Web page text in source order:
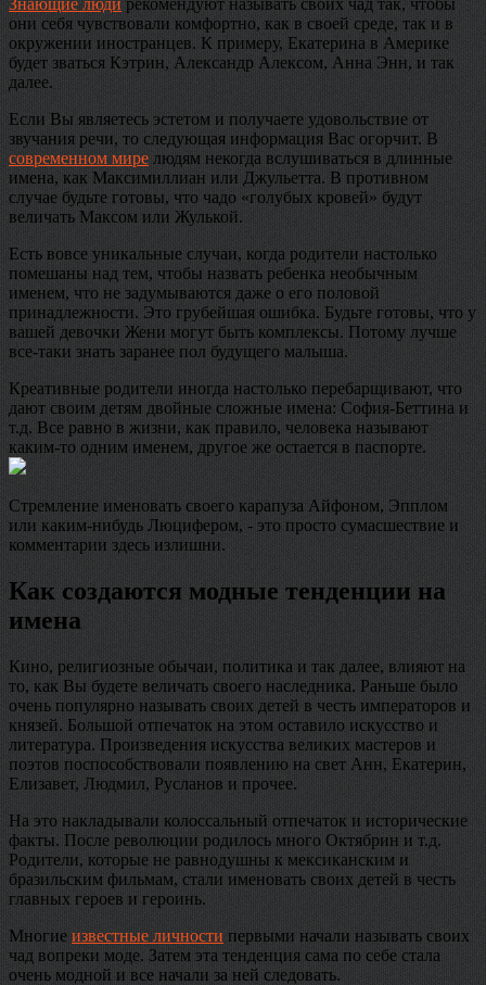
Знающие люди рекомендуют называть своих чад так, чтобы
они себя чувствовали комфортно, как в своей среде, так и в
окружении иностранцев. К примеру, Екатерина в Америке
будет зваться Кэтрин, Александр Алексом, Анна Энн, и так
далее.
Если Вы являетесь эстетом и получаете удовольствие от
звучания речи, то следующая информация Вас огорчит. В
современном мире людям некогда вслушиваться в длинные
имена, как Максимиллиан или Джульетта. В противном
случае будьте готовы, что чадо «голубых кровей» будут
величать Максом или Жулькой.
Есть вовсе уникальные случаи, когда родители настолько
помешаны над тем, чтобы назвать ребенка необычным
именем, что не задумываются даже о его половой
принадлежности. Это грубейшая ошибка. Будьте готовы, что у
вашей девочки Жени могут быть комплексы. Потому лучше
все-таки знать заранее пол будущего малыша.
Креативные родители иногда настолько перебарщивают, что
дают своим детям двойные сложные имена: София-Беттина и
т.д. Все равно в жизни, как правило, человека называют
каким-то одним именем, другое же остается в паспорте.
Стремление именовать своего карапуза Айфоном, Эпплом
или каким-нибудь Люцифером, - это просто сумасшествие и
комментарии здесь излишни.
Как создаются модные тенденции на
имена
Кино, религиозные обычаи, политика и так далее, влияют на
то, как Вы будете величать своего наследника. Раньше было
очень популярно называть своих детей в честь императоров и
князей. Большой отпечаток на этом оставило искусство и
литература. Произведения искусства великих мастеров и
поэтов поспособствовали появлению на свет Анн, Екатерин,
Елизавет, Людмил, Русланов и прочее.
На это накладывали колоссальный отпечаток и исторические
факты. После революции родилось много Октябрин и т.д.
Родители, которые не равнодушны к мексиканским и
бразильским фильмам, стали именовать своих детей в честь
главных героев и героинь.
Многие известные личности первыми начали называть своих
чад вопреки моде. Затем эта тенденция сама по себе стала
очень модной и все начали за ней следовать.